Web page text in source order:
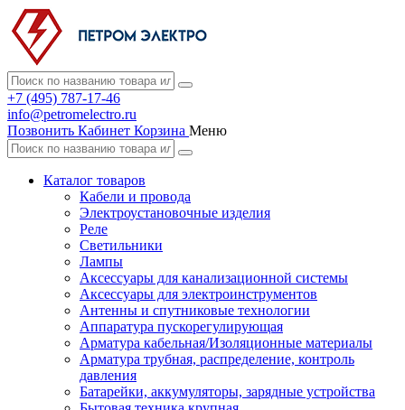
+7 (495) 787-17-46
info@petromelectro.ru
Позвонить Кабинет Корзина Меню
Каталог товаров
Кабели и провода
Электроустановочные изделия
Реле
Светильники
Лампы
Аксессуары для канализационной системы
Аксессуары для электроинструментов
Антенны и спутниковые технологии
Аппаратура пускорегулирующая
Арматура кабельная/Изоляционные материалы
Арматура трубная, распределение, контроль
давления
Батарейки, аккумуляторы, зарядные устройства